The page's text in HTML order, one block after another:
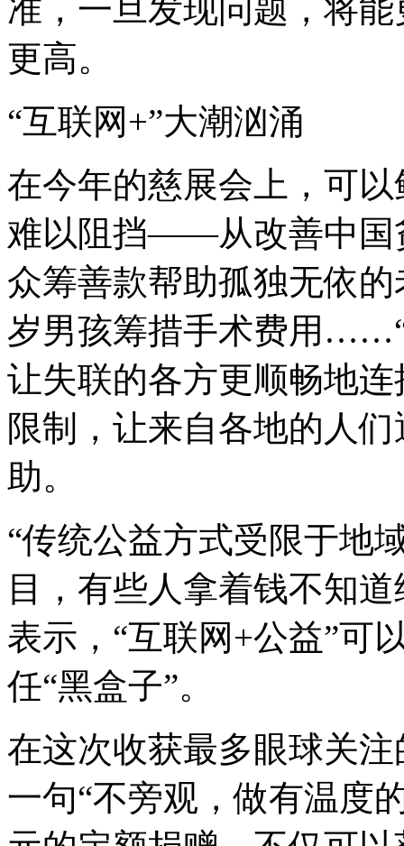
准，一旦发现问题，将
更高。
“互联网+”大潮汹涌
在今年的慈展会上，可
难以阻挡——从改善中国
众筹善款帮助孤独无依
岁男孩筹措手术费用
让失联的各方更顺畅地
限制，让来自各地的人
助。
“传统公益方式受限于地
目，有些人拿着钱不知
表示，“互联网+公益”可
任“黑盒子”。
在这次收获最多眼球关
一句“不旁观，做有温度